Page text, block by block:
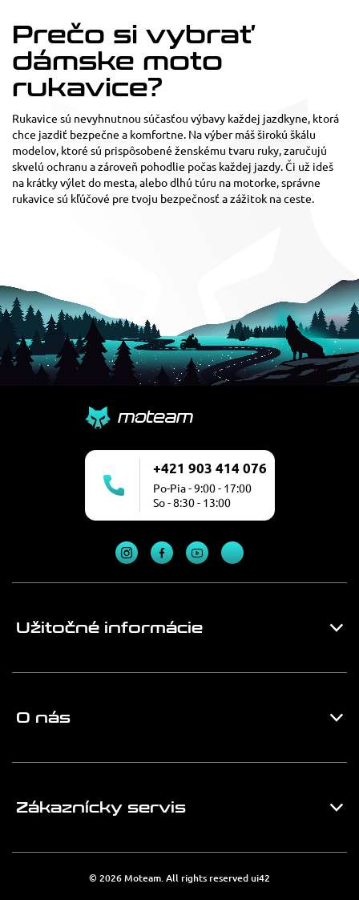
Prečo si vybrať
dámske moto
rukavice?
Rukavice sú nevyhnutnou súčasťou výbavy každej jazdkyne, ktorá
chce jazdiť bezpečne a komfortne. Na výber máš širokú škálu
modelov, ktoré sú prispôsobené ženskému tvaru ruky, zaručujú
skvelú ochranu a zároveň pohodlie počas každej jazdy. Či už ideš
na krátky výlet do mesta, alebo dlhú túru na motorke, správne
rukavice sú kľúčové pre tvoju bezpečnosť a zážitok na ceste.
+421 903 414 076
Po-Pia - 9:00 - 17:00
So - 8:30 - 13:00
Užitočné informácie
O nás
Zákaznícky servis
© 2026 Moteam. All rights reservedui42